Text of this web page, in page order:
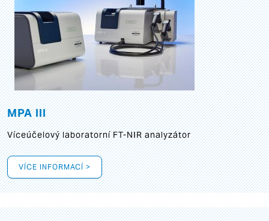
MPA III
Víceúčelový laboratorní FT-NIR analyzátor
VÍCE INFORMACÍ >